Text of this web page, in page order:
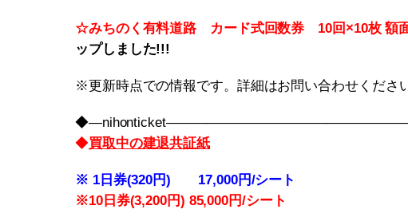
☆みちのく有料道路 カード式回数券 10回×10枚額
ップしました!!!
※更新時点での情報です。詳細はお問い合わせくださ
◆買取中の建退共証紙
※ 1日券(320円) 17,000円/シート
※10日券(3,200円) 85,000円/シート